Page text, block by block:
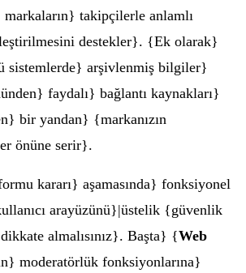
takipçilerle anlamlı
destekler}. {Ek olarak}
sistemlerde} arşivlenmiş bilgiler}
faydalı} bağlantı kaynakları}
bir yandan} {markanızın
önüne serir}.
kararı} aşamasında} fonksiyonel
arayüzünü}|üstelik {güvenlik
almalısınız}. Başta} {Web
moderatörlük fonksiyonlarına}